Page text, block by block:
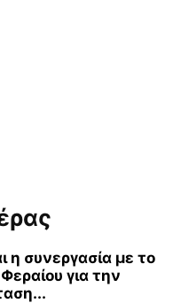
η συνεργασία με το
για την